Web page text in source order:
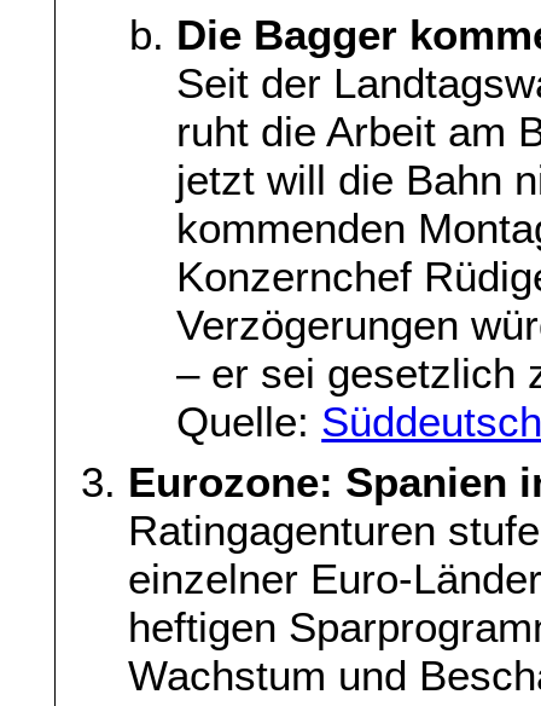
Die Bagger
Seit der
ruht die Arbeit am
jetzt will die Bahn
kommenden
Konzernchef
Verzögerungen
– er sei gesetzlich
Quelle:
Eurozone: Spanien
Ratingagenturen
einzelner Euro-
heftigen
Wachstum und